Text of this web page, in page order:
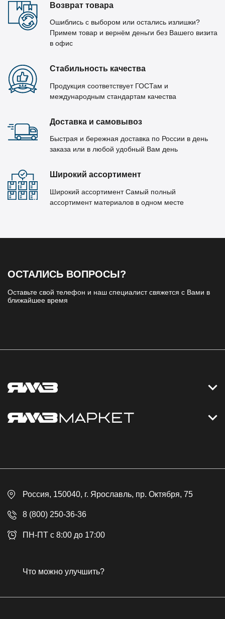
Возврат товара
Ошиблись с выбором или остались излишки?
Примем товар и вернём деньги без Вашего визита
в офис
Стабильность качества
Продукция соответствует ГОСТам и
международным стандартам качества
Доставка и самовывоз
Быстрая и бережная доставка по России в день
заказа или в любой удобный Вам день
Широкий ассортимент
Широкий ассортимент Самый полный
ассортимент материалов в одном месте
ОСТАЛИСЬ ВОПРОСЫ?
Оставьте свой телефон и наш специалист свяжется с Вами в
ближайшее время
Контакты
Доставка
Контакты
Гарантия
Публичная оферта
Россия, 150040, г. Ярославль, пр. Октября, 75
8 (800) 250-36-36
ПН-ПТ с 8:00 до 17:00
Что можно улучшить?